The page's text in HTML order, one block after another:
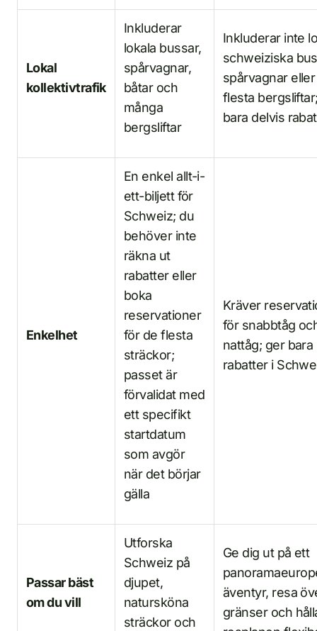
Lokal
kollektivtrafik
Inkluderar
lokala bussar,
spårvagnar,
båtar och
många
bergsliftar
Inkluderar inte
schweiziska
spårvagnar
flesta
bara delvis
Enkelhet
En enkel allt-i-
ett-biljett för
Schweiz; du
behöver inte
räkna ut
rabatter eller
boka
reservationer
för de flesta
sträckor;
passet är
förvalidat med
ett specifikt
startdatum
som avgör
när det börjar
gälla
Kräver
för snabbtåg
nattåg; ger bara
rabatter i
Passar bäst
om du vill
Utforska
Schweiz på
djupet,
natursköna
sträckor och
Ge dig ut på ett
äventyr, resa
gränser och